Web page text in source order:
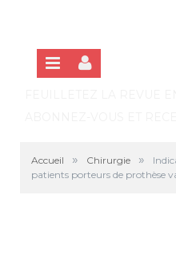
Accueil » Chirurgie »
patients porteurs de prothèse